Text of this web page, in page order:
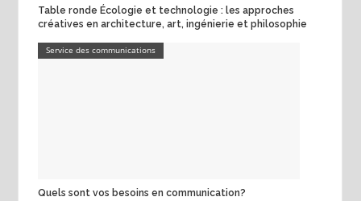
Table ronde Écologie et technologie : les approches
créatives en architecture, art, ingénierie et philosophie
Service des communications
Quels sont vos besoins en communication?